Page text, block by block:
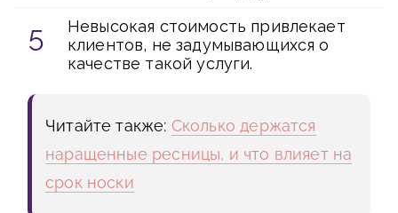
Невысокая стоимость привлекает
клиентов, не задумывающихся о
качестве такой услуги.
Читайте также: Сколько держатся
наращенные ресницы, и что влияет на
срок носки